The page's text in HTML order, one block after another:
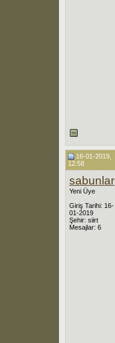
16-01-2019,
12:58
sabunlar
Yeni Üye
Giriş Tarihi: 16-
01-2019
Şehir: siirt
Mesajlar: 6